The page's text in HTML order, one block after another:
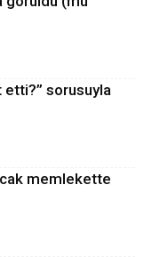
etti?” sorusuyla
memlekette